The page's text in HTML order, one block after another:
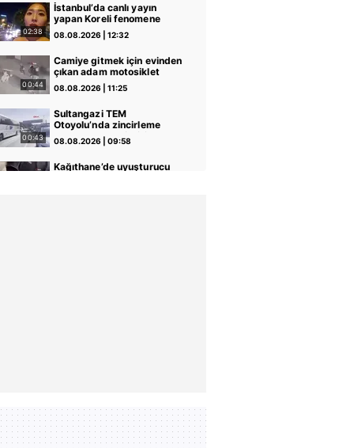
02:38
İstanbul’da canlı yayın
yapan Koreli fenomene
canlı yayında ahlaksız
teklif! O anlar canlı yayına
08.08.2026 | 12:32
00:44
Camiye gitmek için evinden
çıkan adam motosiklet
çarpması sonucu hayatını
kaybetti! Kaza anı
08.08.2026 | 11:25
00:43
Sultangazi TEM
Otoyolu’nda zincirleme
kaza: 10 araç birbirine
girdi! | Video
08.08.2026 | 09:58
Kağıthane’de uyuşturucu
| Video
Hasan Can Kaya'nın
Konuşanlar programında